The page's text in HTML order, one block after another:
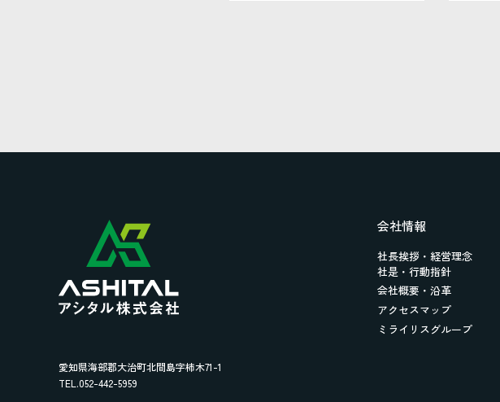
愛知県海部郡大治町北間島字柿木71-1
TEL.052-442-5959
会社情報
社長挨拶・経営理念
社是・行動指針
会社概要・沿革
アクセスマップ
ミライリスグループ